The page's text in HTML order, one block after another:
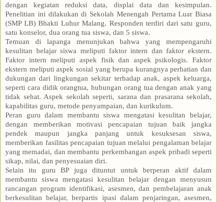
dengan kegiatan reduksi data, displai data dan kesimpulan.
Penelitian ini dilakukan di Sekolah Menengah Pertama Luar Biasa
(SMP LB) Bhakti Luhur Malang. Responden terdiri dari satu guru,
satu konselor, dua orang tua siswa, dan 5 siswa.
Temuan di lapanga menunjukan bahwa yang mempengaruhi
kesulitan belajar siswa meliputi faktor intern dan faktor ekstern.
Faktor intern meliputi aspek fisik dan aspek psikologis. Faktor
ekstern meliputi aspek sosial yang berupa kurangnya perhatian dan
dukungan dari lingkungan sekitar terhadap anak, aspek keluarga,
seperti cara didik orangtua, hubungan orang tua dengan anak yang
tidak sehat. Aspek sekolah seperti, sarana dan prasarana sekolah,
kapabilitas guru, metode penyampaian, dan kurikulum.
Peran guru dalam membantu siswa mengatasi kesulitan belajar,
dengan memberikan motivasi pencapaian tujuan baik jangka
pendek maupun jangka panjang untuk kesuksesan siswa,
memberikan fasilitas pencapaian tujuan melalui pengalaman belajar
yang memadai, dan membantu perkembangan aspek pribadi seperti
sikap, nilai, dan penyesuaian diri.
Selain itu guru BP juga dituntut untuk berperan aktif dalam
membantu siswa mengatasi kesulitan belajar dengan menyusun
rancangan program identifikasi, asesmen, dan pembelajaran anak
berkesulitan belajar, berpartis ipasi dalam penjaringan, asesmen,